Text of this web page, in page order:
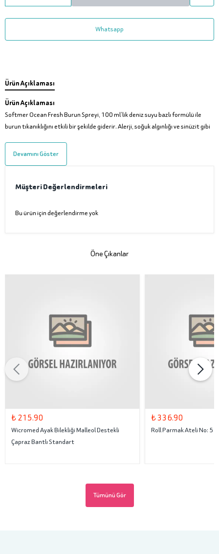
Whatsapp
Ürün Açıklaması
Ürün Açıklaması
Softmer Ocean Fresh Burun Spreyi, 100 ml’lik deniz suyu bazlı formülü ile
burun tıkanıklığını etkili bir şekilde giderir. Alerji, soğuk algınlığı ve sinüzit gibi
Devamını Göster
Müşteri Değerlendirmeleri
Bu ürün için değerlendirme yok
Öne Çıkanlar
₺ 215.90
Wicromed Ayak Bilekliği Malleol Destekli
Çapraz Bantlı Standart
₺ 336.90
Roll Parmak Ateli No: 5
Tümünü Gör